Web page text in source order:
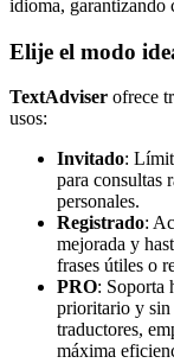
idioma, garantizando
Elije el modo
TextAdviser ofrece
usos:
Invitado:
para consultas
personales.
Registrado:
mejorada y
frases útiles o
PRO: Soporta
prioritario y sin
traductores,
máxima